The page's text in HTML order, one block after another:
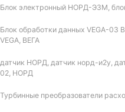
Блок электронный НОРД-Э3М,
Блок обработки данных VEGA-03
VEGA, ВЕГА
датчик НОРД, датчик норд-и2у,
02, НОРД
Турбинные преобразователи